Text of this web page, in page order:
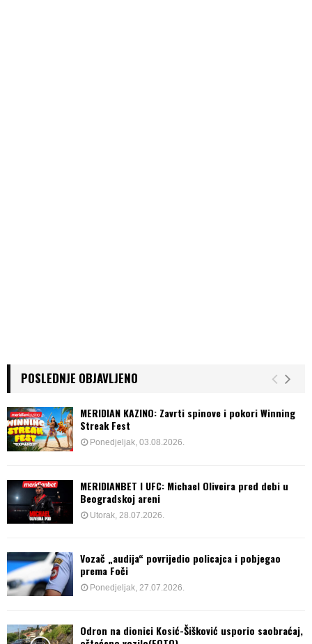
POSLEDNJE OBJAVLJENO
MERIDIAN KAZINO: Zavrti spinove i pokori Winning
Streak Fest
Ponedjeljak, 03.08.2026.
MERIDIANBET I UFC: Michael Oliveira pred debi u
Beogradskoj areni
Utorak, 28.07.2026.
Vozač „audija“ povrijedio policajca i pobjegao
prema Foči
Ponedjeljak, 27.07.2026.
Odron na dionici Kosić-Šišković usporio saobraćaj,